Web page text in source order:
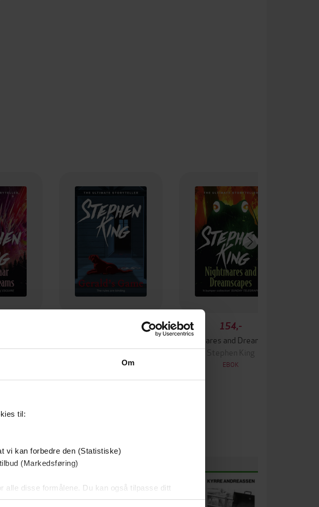
Om
til:
vi kan forbedre den (Statistiske)
(Markedsføring)
alle disse formålene. Du kan også tilpasse ditt
helst trekke tilbake eller endre ditt samtykke.
Stephen King
154,-
Stephen King
EBOK